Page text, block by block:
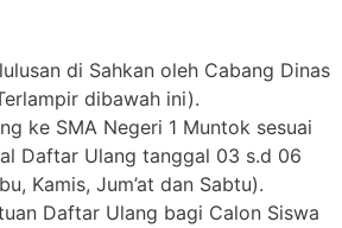
di Sahkan oleh Cabang Dinas
dibawah ini).
ke SMA Negeri 1 Muntok sesuai
Daftar Ulang tanggal 03 s.d 06
Kamis, Jum’at dan Sabtu).
Daftar Ulang bagi Calon Siswa